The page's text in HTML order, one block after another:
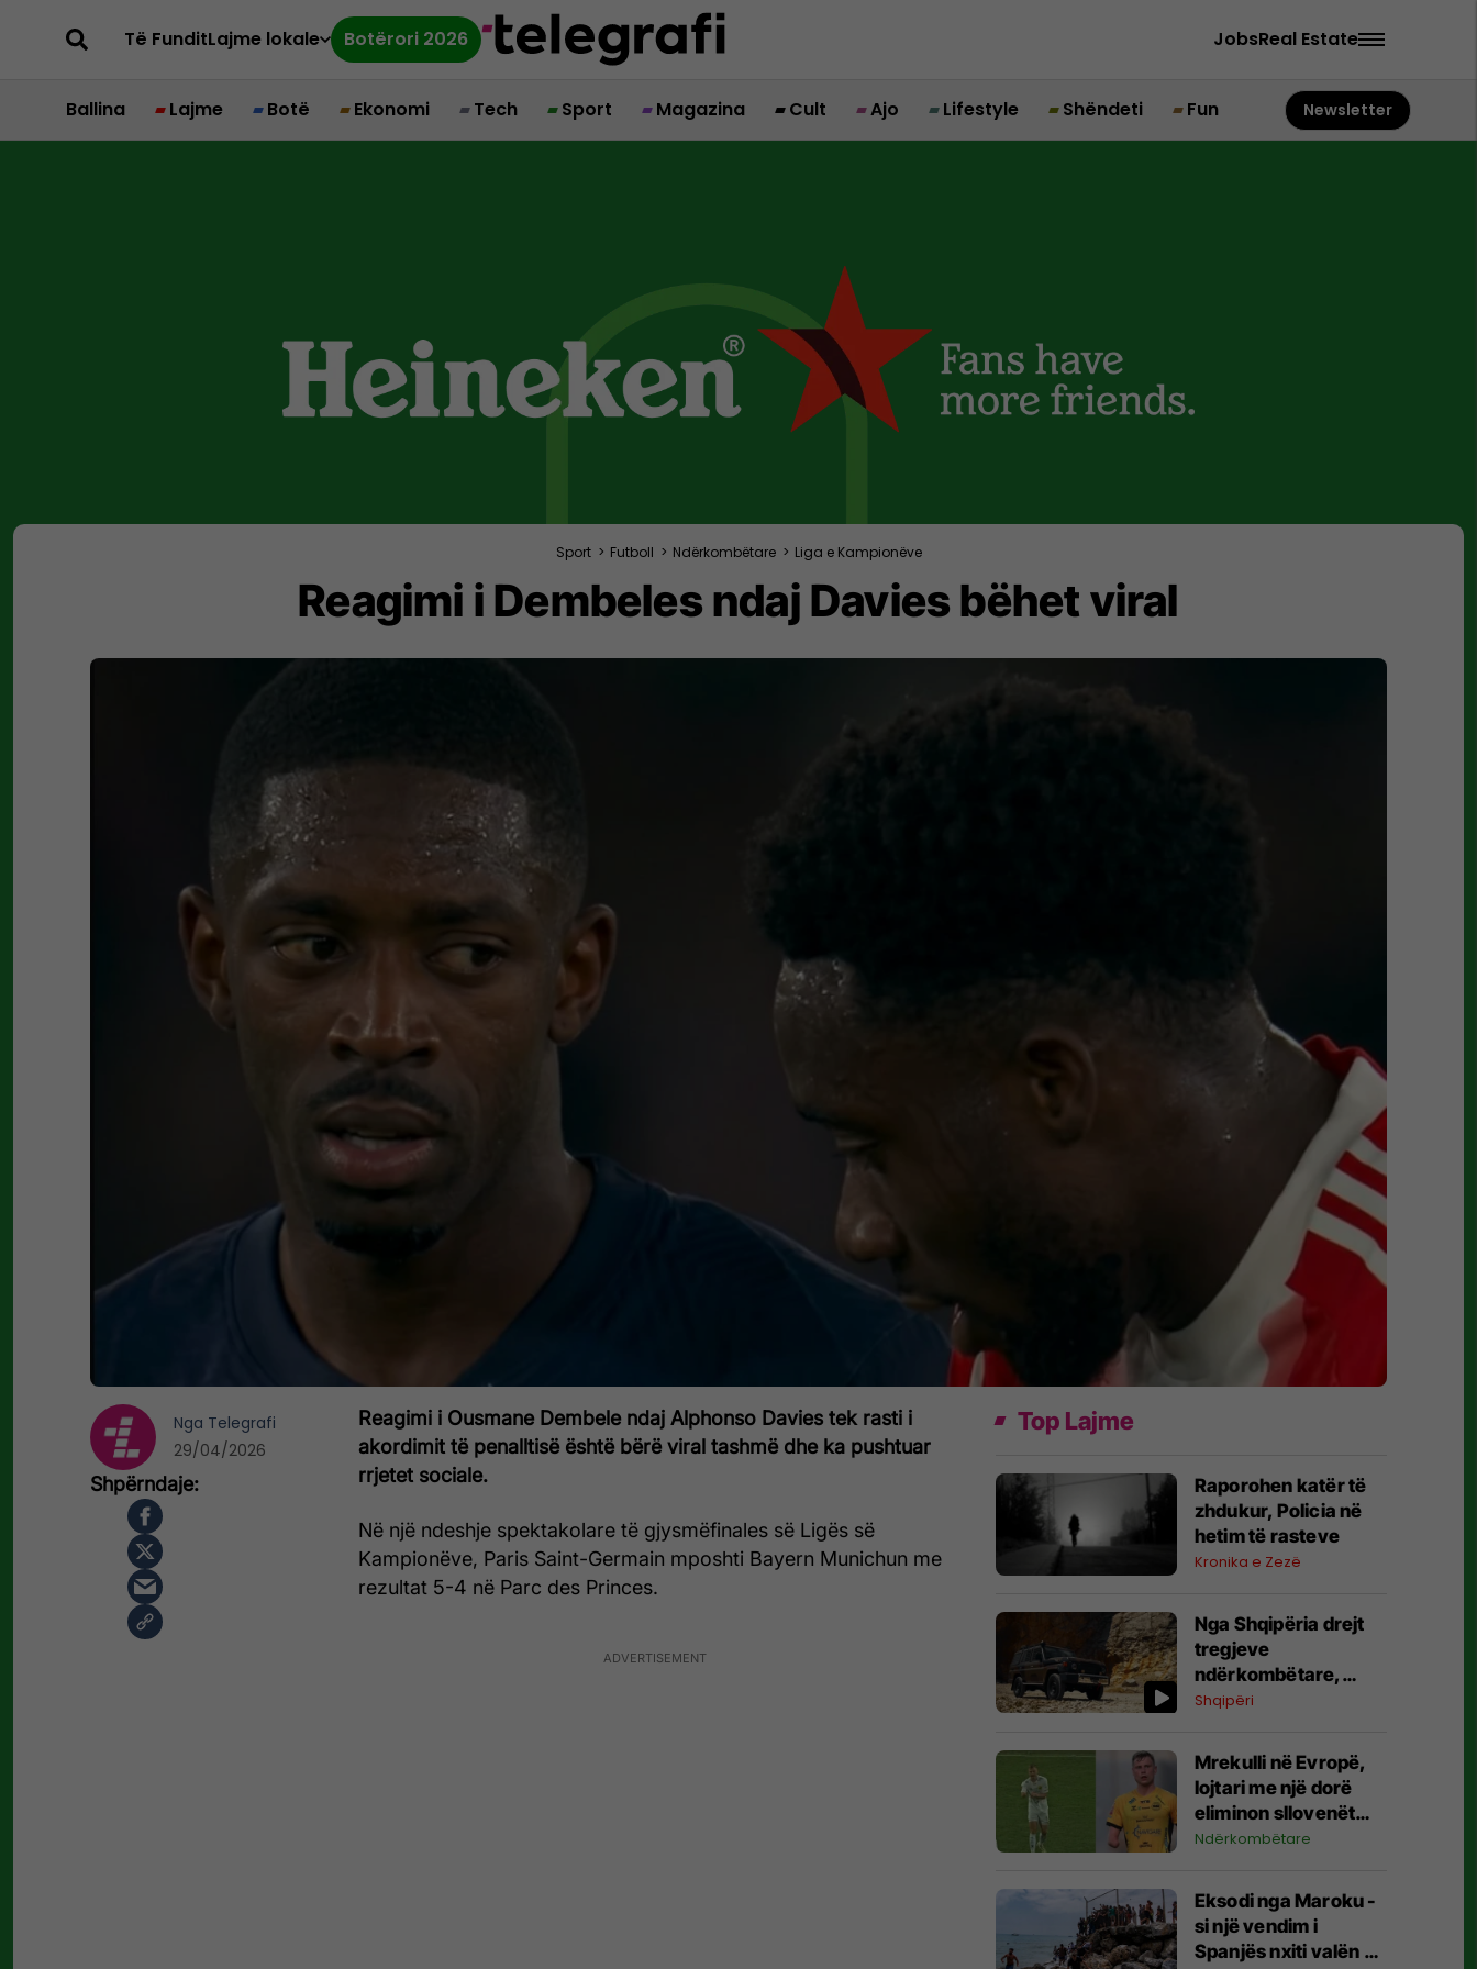
Të FunditLajme lokale Botërori 2026 JobsReal Estate
Ballina Lajme Botë Ekonomi Tech Sport Magazina Cult Ajo Lifestyle Shëndeti Fun Newsletter
Sport > Futboll > Ndërkombëtare > Liga e Kampionëve
Reagimi i Dembeles ndaj Davies bëhet viral
Reagimi i Ousmane Dembele ndaj Alphonso Davies tek rasti i
akordimit të penalltisë është bërë viral tashmë dhe ka pushtuar
rrjetet sociale.
Në një ndeshje spektakolare të gjysmëfinales së Ligës së
Kampionëve, Paris Saint-Germain mposhti Bayern Munichun me
rezultat 5-4 në Parc des Princes.
Nga Telegrafi
29/04/2026
Top Lajme
Raporohen katër të
zhdukur, Policia në
hetim të rasteve
Kronika e Zezë
​Nga Shqipëria drejt
tregjeve
ndërkombëtare,
automjetet
Albania” do të
eksportohen në 30
shtete
Shqipëri
Mrekulli në Evropë,
lojtari me një dorë
eliminon sllovenët
nga Liga e
Ndërkombëtare
Eksodi nga Maroku -
si një vendim i
Spanjës nxiti valën e